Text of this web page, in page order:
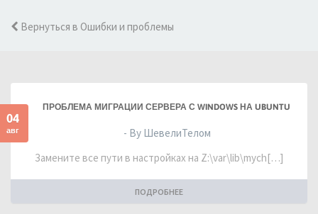
Вернуться в Ошибки и проблемы
04
авг
ПРОБЛЕМА МИГРАЦИИ СЕРВЕРА С WINDOWS НА UBUNTU
- By ШевелиТелом
Замените все пути в настройках на Z:\var\lib\mych[…]
ПОДРОБНЕЕ